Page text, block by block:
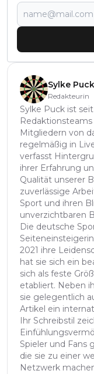
Sylke Puck
Redakteurin
Sylke Puck ist
Mitgliedern von
regelmäßig in
verfasst
ihrer Erfahrung
Qualität unserer
zuverlässige
Sport und ihren
unverzichtbaren
Die deutsche
2021 ihre
hat sie sich ein
sich als feste
etabliert. Neben
sie gelegentlich
Artikel ein
Ihr Schreibstil
Spieler und Fans
die sie zu einer
Netzwerk